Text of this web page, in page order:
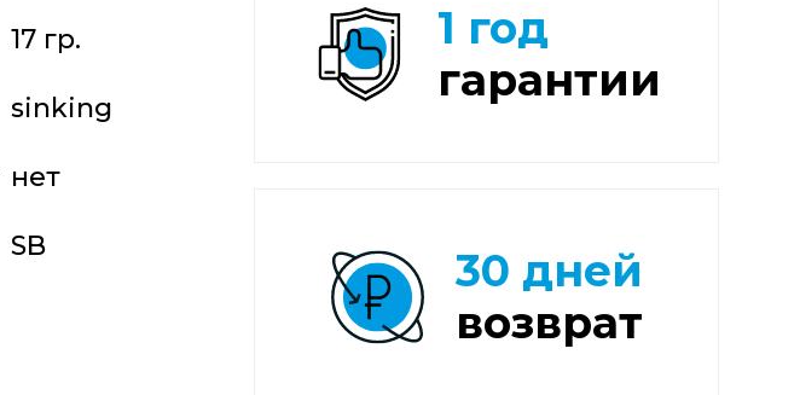
17 гр.
sinking
нет
SB
1 год
гарантии
30 дней
возврат